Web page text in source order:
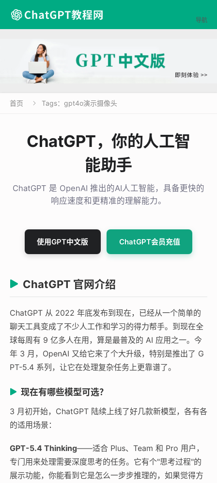
导航
首页  Tags：gpt4o演示摄像头
ChatGPT，你的人工智
能助手
ChatGPT 是 OpenAI 推出的AI人工智能，具备更快的
响应速度和更精准的理解能力。
使用GPT中文版 ChatGPT会员充值
ChatGPT 官网介绍
ChatGPT 从 2022 年底发布到现在，已经从一个简单的
聊天工具变成了不少人工作和学习的得力帮手。到现在全
球每周有 9 亿多人在用，算是最普及的 AI 应用之一。今
年 3 月，OpenAI 又给它来了个大升级，特别是推出了 G
PT-5.4 系列，让它在处理复杂任务上更靠谱了。
现在有哪些模型可选？
3 月初开始，ChatGPT 陆续上线了好几款新模型，各有各
的适用场景：
GPT-5.4 Thinking——适合 Plus、Team 和 Pro 用户，
专门用来处理需要深度思考的任务。它有个"思考过程"的
展示功能，你能看到它是怎么一步步推理的，如果觉得方